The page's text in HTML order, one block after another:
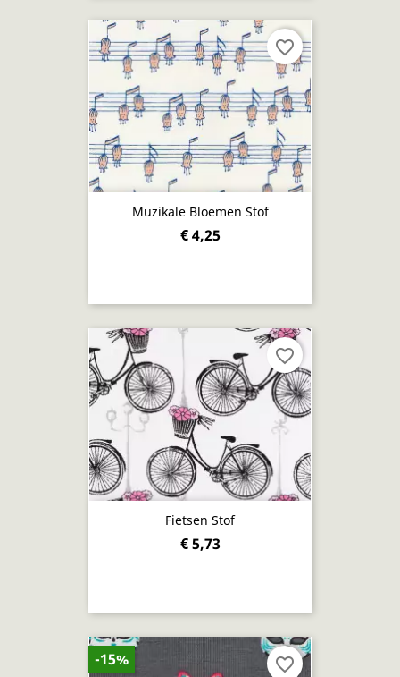
Muzikale Bloemen Stof
€ 4,25
favorite_border
Fietsen Stof
€ 5,73
favorite_border
-15% favorite_border